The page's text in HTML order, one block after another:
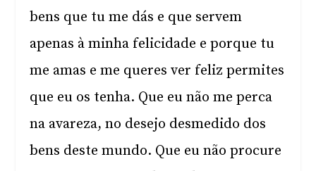
bens que tu me dás e que servem
apenas à minha felicidade e porque tu
me amas e me queres ver feliz permites
que eu os tenha. Que eu não me perca
na avareza, no desejo desmedido dos
bens deste mundo. Que eu não procure